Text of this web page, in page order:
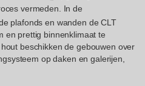
vermeden. In de
plafonds en wanden de CLT
en prettig binnenklimaat te
beschikken de gebouwen over
op daken en galerijen,